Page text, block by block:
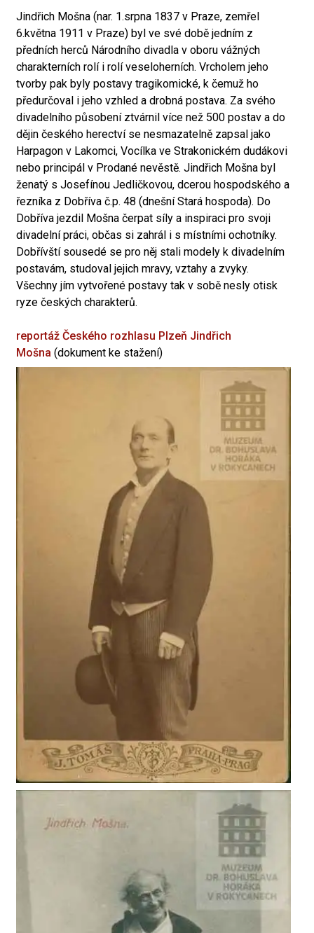
Jindřich Mošna (nar. 1.srpna 1837 v Praze, zemřel
6.května 1911 v Praze) byl ve své době jedním z
předních herců Národního divadla v oboru vážných
charakterních rolí i rolí veseloherních. Vrcholem jeho
tvorby pak byly postavy tragikomické, k čemuž ho
předurčoval i jeho vzhled a drobná postava. Za svého
divadelního působení ztvárnil více než 500 postav a do
dějin českého herectví se nesmazatelně zapsal jako
Harpagon v Lakomci, Vocílka ve Strakonickém dudákovi
nebo principál v Prodané nevěstě. Jindřich Mošna byl
ženatý s Josefínou Jedličkovou, dcerou hospodského a
řezníka z Dobříva č.p. 48 (dnešní Stará hospoda). Do
Dobříva jezdil Mošna čerpat síly a inspiraci pro svoji
divadelní práci, občas si zahrál i s místními ochotníky.
Dobřívští sousedé se pro něj stali modely k divadelním
postavám, studoval jejich mravy, vztahy a zvyky.
Všechny jím vytvořené postavy tak v sobě nesly otisk
ryze českých charakterů.
reportáž Českého rozhlasu Plzeň Jindřich
Mošna (dokument ke stažení)